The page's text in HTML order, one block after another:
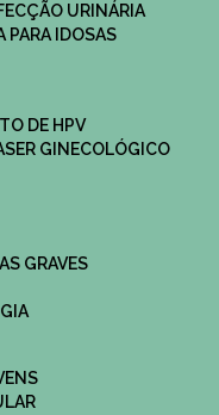
URINÁRIA
PARA IDOSAS
DE HPV
GINECOLÓGICO
GRAVES